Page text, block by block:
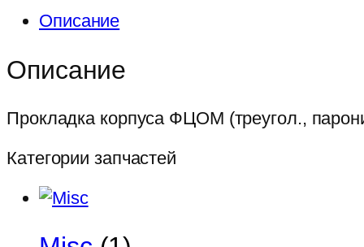
корпуса
ФЦОМ
(треугол.,
паронит)
Описание
Описание
Прокладка корпуса ФЦОМ (треугол.,
Категории запчастей